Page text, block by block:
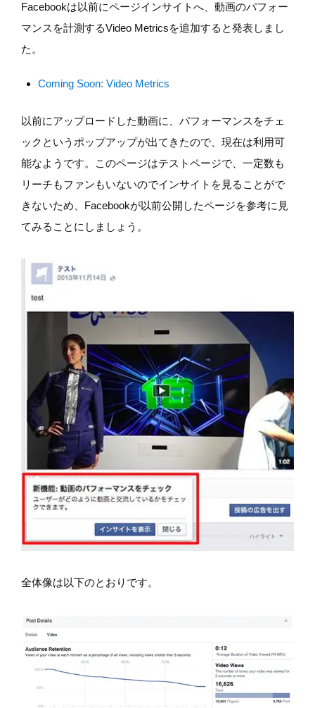
Facebookは以前にページインサイトへ、動画のパフォー
マンスを計測するVideo Metricsを追加すると発表しまし
た。
Coming Soon: Video Metrics
以前にアップロードした動画に、パフォーマンスをチェ
ックというポップアップが出てきたので、現在は利用可
能なようです。このページはテストページで、一定数も
リーチもファンもいないのでインサイトを見ることがで
きないため、Facebookが以前公開したページを参考に見
てみることにしましょう。
全体像は以下のとおりです。